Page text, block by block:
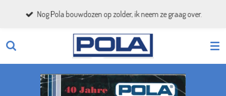
de
Nog Pola bouwdozen op zolder, ik neem ze graag over.